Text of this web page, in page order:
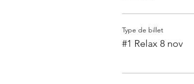
Type de billet
#1 Relax 8 nov